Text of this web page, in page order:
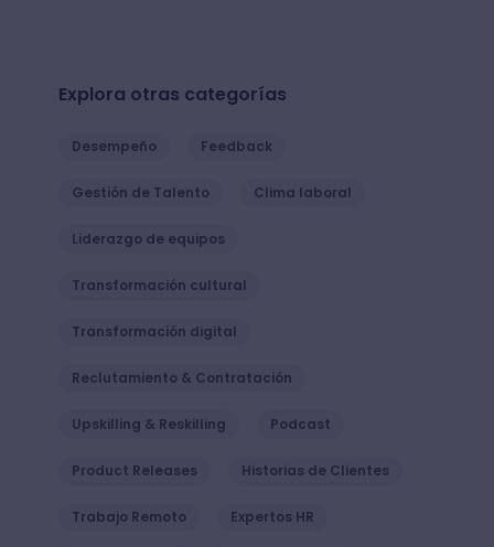
Explora otras categorías
Desempeño Feedback
Gestión de Talento Clima laboral
Liderazgo de equipos
Transformación cultural
Transformación digital
Reclutamiento & Contratación
Upskilling & Reskilling Podcast
Product Releases Historias de Clientes
Trabajo Remoto Expertos HR